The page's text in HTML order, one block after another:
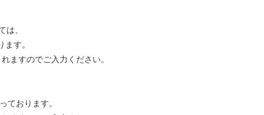
、
す。
ますのでご入力ください。
ております。